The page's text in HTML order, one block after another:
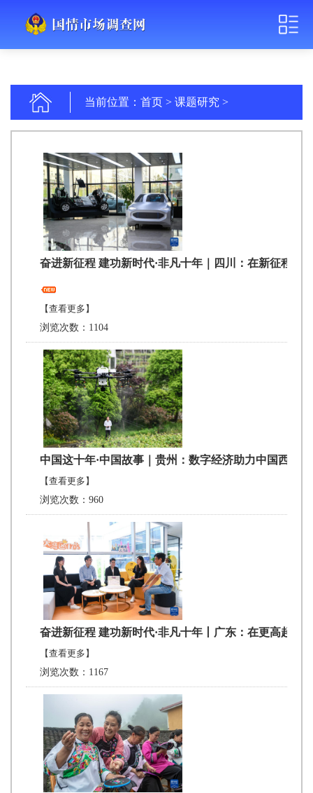
当前位置： 首页 > 课题研究 >
奋进新征程 建功新时代·非凡十年｜四川：在新征程上
【查看更多】
浏览次数：1104
中国这十年·中国故事｜贵州：数字经济助力中国西部
【查看更多】
浏览次数：960
奋进新征程 建功新时代·非凡十年丨广东：在更高起点
【查看更多】
浏览次数：1167